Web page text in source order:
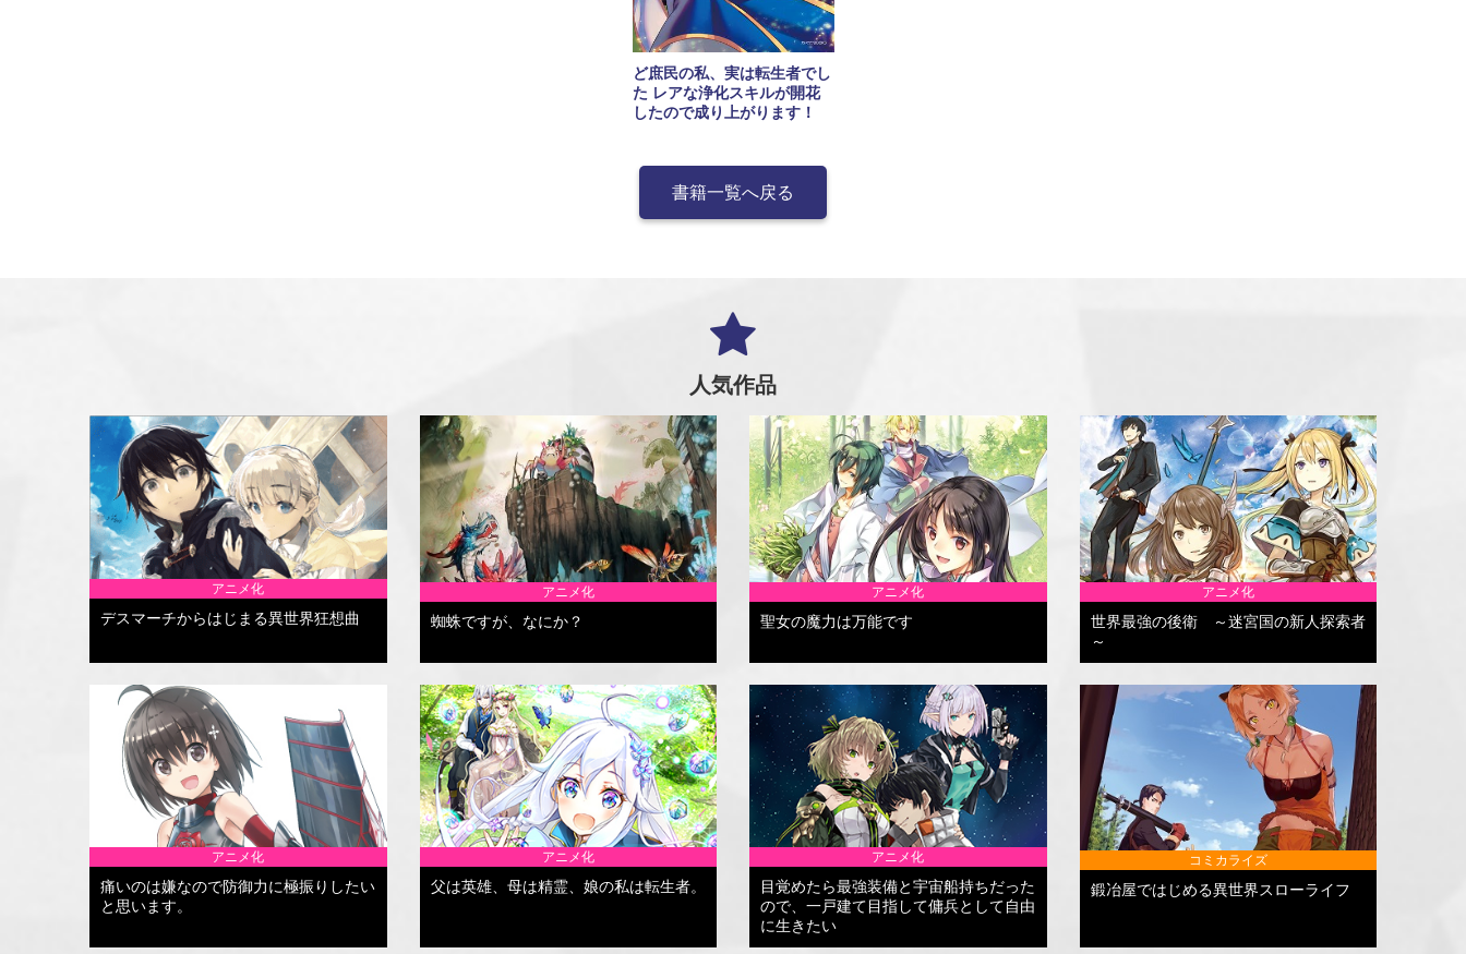
ど庶民の私、実は転生者でし
た レアな浄化スキルが開花
したので成り上がります！
書籍一覧へ戻る
人気作品
アニメ化
デスマーチからはじまる異世界狂想曲
アニメ化
蜘蛛ですが、なにか？
アニメ化
聖女の魔力は万能です
アニメ化
世界最強の後衛 ～迷宮国の新人探索者
～
アニメ化
痛いのは嫌なので防御力に極振りしたい
と思います。
アニメ化
父は英雄、母は精霊、娘の私は転生者。
アニメ化
目覚めたら最強装備と宇宙船持ちだった
ので、一戸建て目指して傭兵として自由
に生きたい
コミカライズ
鍛冶屋ではじめる異世界スローライフ